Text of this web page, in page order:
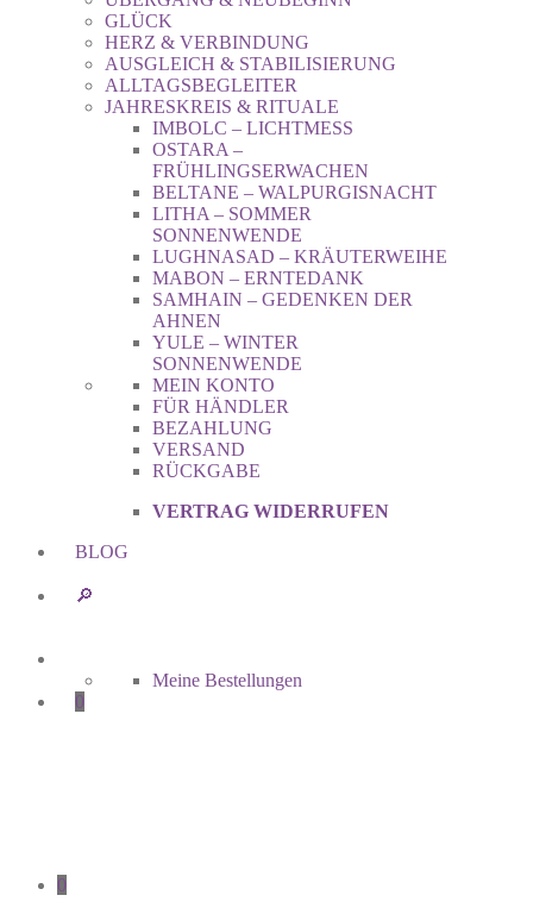
GLÜCK
HERZ & VERBINDUNG
AUSGLEICH & STABILISIERUNG
ALLTAGSBEGLEITER
JAHRESKREIS & RITUALE
IMBOLC – LICHTMESS
OSTARA –
FRÜHLINGSERWACHEN
BELTANE – WALPURGISNACHT
LITHA – SOMMER
SONNENWENDE
LUGHNASAD – KRÄUTERWEIHE
MABON – ERNTEDANK
SAMHAIN – GEDENKEN DER
AHNEN
YULE – WINTER
SONNENWENDE
MEIN KONTO
FÜR HÄNDLER
BEZAHLUNG
VERSAND
RÜCKGABE
VERTRAG WIDERRUFEN
BLOG
🔎︎
Meine Bestellungen
0
0